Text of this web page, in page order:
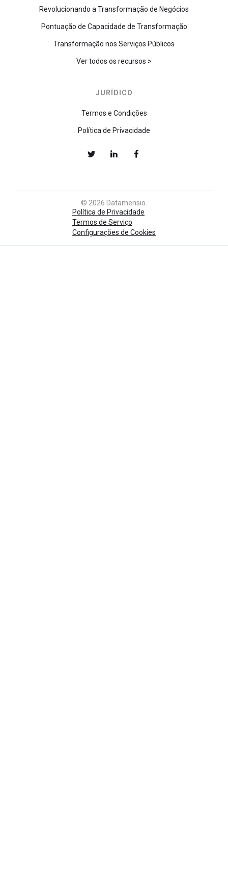
Revolucionando a Transformação de Negócios
Pontuação de Capacidade de Transformação
Transformação nos Serviços Públicos
Ver todos os recursos >
JURÍDICO
Termos e Condições
Política de Privacidade
© 2026 Datamensio.
Política de Privacidade
Termos de Serviço
Configurações de Cookies